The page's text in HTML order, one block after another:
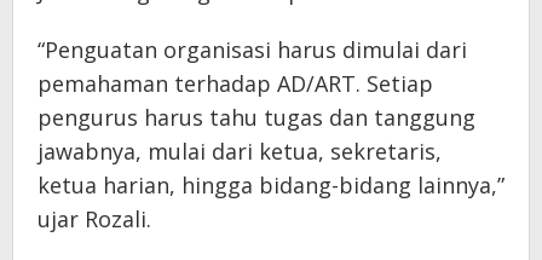
“Penguatan organisasi harus dimulai dari
pemahaman terhadap AD/ART. Setiap
pengurus harus tahu tugas dan tanggung
jawabnya, mulai dari ketua, sekretaris,
ketua harian, hingga bidang-bidang lainnya,”
ujar Rozali.